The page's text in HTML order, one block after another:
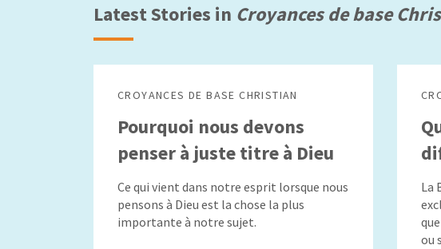
Latest Stories in Croyances de base
CROYANCES DE BASE CHRISTIAN
Pourquoi nous devons
penser à juste titre à Dieu
Ce qui vient dans notre esprit lorsque nous
pensons à Dieu est la chose la plus
importante à notre sujet.
La
ou